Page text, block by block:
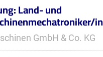
Land- und
in
GmbH & Co. KG